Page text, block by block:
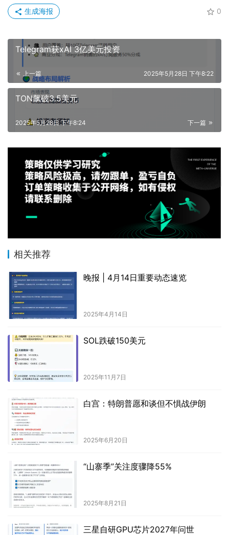
0
生成海报
Telegram获xAI 3亿美元投资
上一篇 2025年5月28日 下午8:22
TON飙破3.5美元
下一篇
2025年5月28日 下午8:24
相关推荐
晚报 | 4月14日重要动态速览
2025年4月14日
SOL跌破150美元
2025年11月7日
白宫：特朗普愿和谈但不惧战伊朗
2025年6月20日
“山寨季”关注度骤降55%
2025年8月21日
三星自研GPU芯片2027年问世